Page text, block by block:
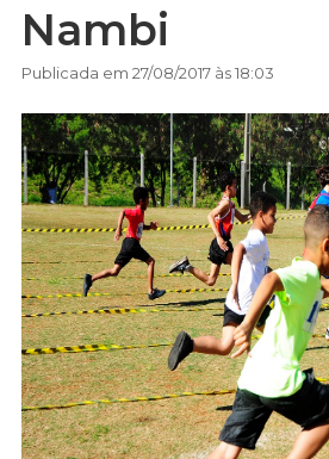
Nambi
Publicada em 27/08/2017 às 18:03